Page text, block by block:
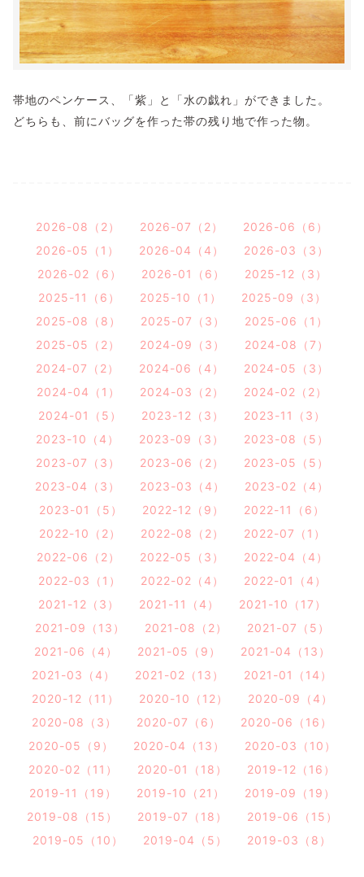
帯地のペンケース、「紫」と「水の戯れ」ができました。
どちらも、前にバッグを作った帯の残り地で作った物。
2026-08（2） 2026-07（2）
2026-06（6）
2026-05（1）
2026-04（4）
2026-03（3）
2026-02（6）
2026-01（6）
2025-12（3）
2025-11（6）
2025-10（1）
2025-09（3）
2025-08（8）
2025-07（3）
2025-06（1）
2025-05（2）
2024-09（3）
2024-08（7）
2024-07（2）
2024-06（4）
2024-05（3）
2024-04（1）
2024-03（2）
2024-02（2）
2024-01（5）
2023-12（3）
2023-11（3）
2023-10（4）
2023-09（3）
2023-08（5）
2023-07（3）
2023-06（2）
2023-05（5）
2023-04（3）
2023-03（4）
2023-02（4）
2023-01（5）
2022-12（9）
2022-11（6）
2022-10（2）
2022-08（2）
2022-07（1）
2022-06（2）
2022-05（3）
2022-04（4）
2022-03（1）
2022-02（4）
2022-01（4）
2021-12（3）
2021-11（4）
2021-10（17）
2021-09（13）
2021-08（2）
2021-07（5）
2021-06（4）
2021-05（9）
2021-04（13）
2021-03（4）
2021-02（13）
2021-01（14）
2020-12（11）
2020-10（12）
2020-09（4）
2020-08（3）
2020-07（6）
2020-06（16）
2020-05（9）
2020-04（13）
2020-03（10）
2020-02（11）
2020-01（18）
2019-12（16）
2019-11（19）
2019-10（21）
2019-09（19）
2019-08（15）
2019-07（18）
2019-06（15）
2019-05（10）
2019-04（5） 2019-03（8）